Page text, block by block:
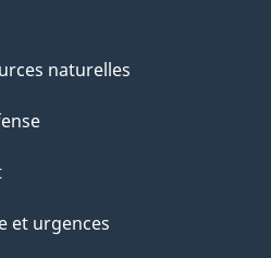
naturelles
et urgences